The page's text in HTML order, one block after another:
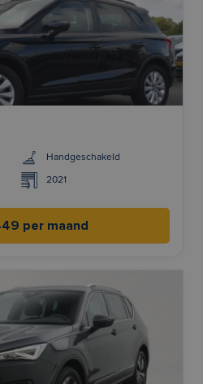
Handgeschakeld
2021
per maand